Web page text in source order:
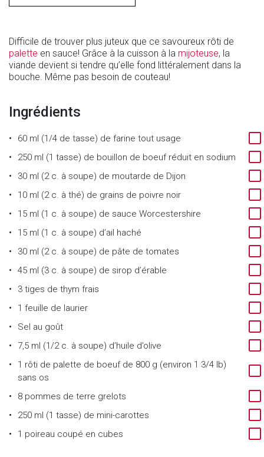
Difficile de trouver plus juteux que ce savoureux rôti de
palette en sauce! Grâce à la cuisson à la mijoteuse, la
viande devient si tendre qu’elle fond littéralement dans la
bouche. Même pas besoin de couteau!
Ingrédients
60 ml (1/4 de tasse) de farine tout usage
250 ml (1 tasse) de bouillon de boeuf réduit en sodium
30 ml (2 c. à soupe) de moutarde de Dijon
10 ml (2 c. à thé) de grains de poivre noir
15 ml (1 c. à soupe) de sauce Worcestershire
15 ml (1 c. à soupe) d’ail haché
30 ml (2 c. à soupe) de pâte de tomates
45 ml (3 c. à soupe) de sirop d’érable
3 tiges de thym frais
1 feuille de laurier
Sel au goût
7,5 ml (1/2 c. à soupe) d’huile d’olive
1 rôti de palette de boeuf de 800 g (environ 1 3/4 lb)
sans os
8 pommes de terre grelots
250 ml (1 tasse) de mini-carottes
1 poireau coupé en cubes